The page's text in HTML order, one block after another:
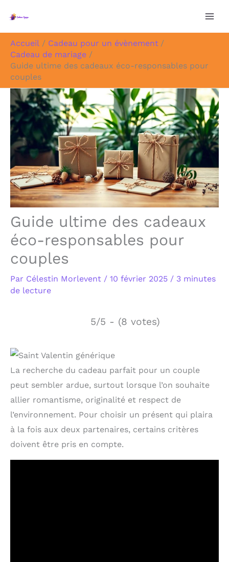
Accueil
Cadeau pour un évènement
Cadeau de mariage
Guide ultime des cadeaux éco-responsables pour
couples
Guide ultime des cadeaux
éco-responsables pour
couples
Par Célestin Morlevent / 10 février 2025 / 3 minutes
de lecture
5/5 - (8 votes)
La recherche du cadeau parfait pour un couple
peut sembler ardue, surtout lorsque l’on souhaite
allier romantisme, originalité et respect de
l’environnement. Pour choisir un présent qui plaira
à la fois aux deux partenaires, certains critères
doivent être pris en compte.